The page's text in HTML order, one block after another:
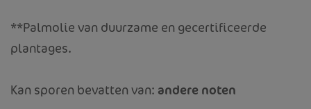
**Palmolie van duurzame en gecertificeerde
plantages.
Kan sporen bevatten van: andere noten